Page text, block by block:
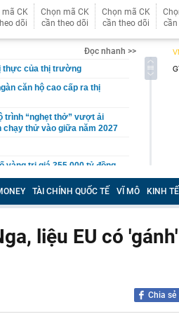
mã CK
dõi
Chọn mã CK
cần theo dõi
Chọn mã CK
cần theo dõi
cần
Đọc nhanh >>
thực của thị trường
căn hộ cao cấp ra thị
trình “nghẹt thở” vượt ải
chạy thử vào giữa năm 2027
vàng trị giá 355.000 tỷ đồng,
mắt: Thiết kế đẹp như SH
Việt Nam đang thành hình
chứa độc tố, ăn phải có
TÀI CHÍNH QUỐC TẾ VĨ MÔ KINH
liệu EU có 'gánh'
Chia sẻ